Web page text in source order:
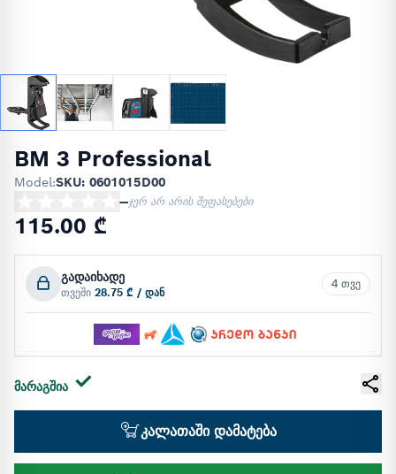
BM 3 Professional
Model:SKU: 0601015D00
—ჯერ არ არის შეფასებები
115.00 ₾
გადაიხადე
თვეში 28.75 ₾ / დან
4 თვე
მარაგშია
კალათაში დამატება